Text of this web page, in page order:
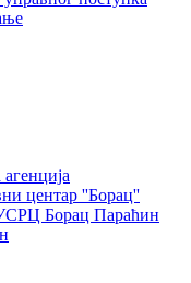
центар ''Борац''
Борац Параћин